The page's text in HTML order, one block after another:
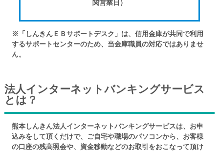
関営業日）
※「しんきんＥＢサポートデスク」は、信用金庫が共同で利用
するサポートセンターのため、当金庫職員の対応ではありませ
ん。
法人インターネットバンキングサービス
とは？
熊本しんきん法人インターネットバンキングサービスは、お申
込みをして頂くだけで、ご自宅や職場のパソコンから、お客様
の口座の残高照会や、資金移動などのお取引をおこなって頂け